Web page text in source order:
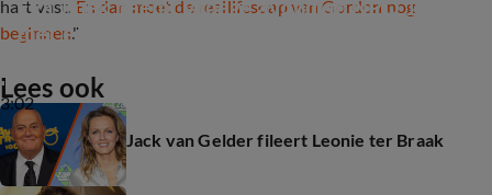
hart vast. En dan moet de reallifesoap van Gordon nog
beginnen."
3:02
Eva Jinek neemt vroege avond op NPO 1 over
met eigen show
Lees ook
Jack van Gelder fileert Leonie ter Braak